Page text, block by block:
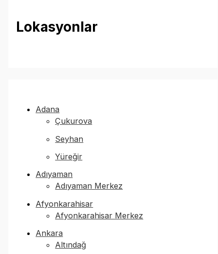
Lokasyonlar
Adana
Çukurova
Seyhan
Yüreğir
Adıyaman
Adıyaman Merkez
Afyonkarahisar
Afyonkarahisar Merkez
Ankara
Altındağ